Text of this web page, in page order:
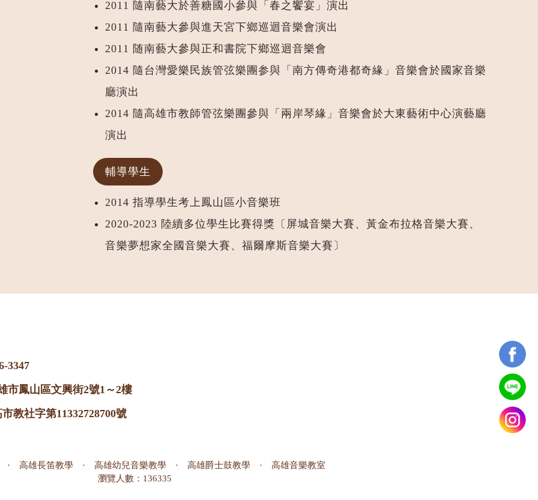
2011 隨南藝大於善糖國小參與「春之饗宴」演出
2011 隨南藝大參與進天宮下鄉巡迴音樂會演出
2011 随南藝大參與正和書院下鄉巡迴音樂會
2014 隨台灣愛樂民族管弦樂團参與「南方傳奇港都奇緣」音樂會於國家音樂
廳演出
2014 隨高雄市教師管弦樂團參與「兩岸琴緣」音樂會於大東藝術中心演藝廳
演出
輔導學生
2014 指導學生考上鳳山區小音樂班
2020-2023 陸續多位學生比賽得獎〔屏城音樂大賽、黃金布拉格音樂大賽、
音樂夢想家全國音樂大賽、福爾摩斯音樂大賽〕
3347
市鳳山區文興街2號1～2樓
教社字第11332728700號
高雄長笛教學· 高雄幼兒音樂教學· 高雄爵士鼓教學· 高雄音樂教室
瀏覽人數：136335